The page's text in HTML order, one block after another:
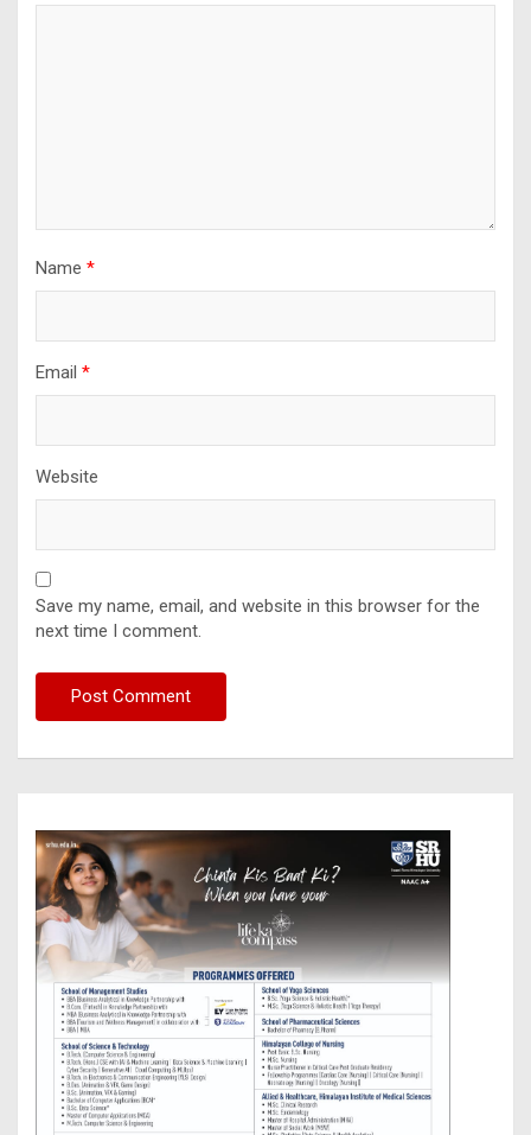
Name *
Email *
Website
Save my name, email, and website in this browser for the
next time I comment.